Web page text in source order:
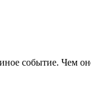
событие. Чем